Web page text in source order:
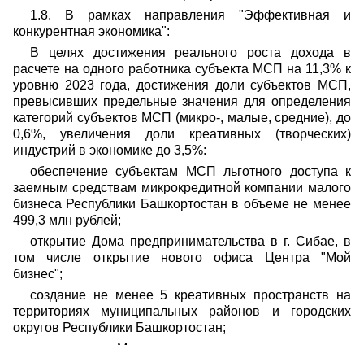
1.8. В рамках направления "Эффективная и
конкурентная экономика":
В целях достижения реального роста дохода в
расчете на одного работника субъекта МСП на 11,3% к
уровню 2023 года, достижения доли субъектов МСП,
превысивших предельные значения для определения
категорий субъектов МСП (микро-, малые, средние), до
0,6%, увеличения доли креативных (творческих)
индустрий в экономике до 3,5%:
обеспечение субъектам МСП льготного доступа к
заемным средствам микрокредитной компании малого
бизнеса Республики Башкортостан в объеме не менее
499,3 млн рублей;
открытие Дома предпринимательства в г. Сибае, в
том числе открытие нового офиса Центра "Мой
бизнес";
создание не менее 5 креативных пространств на
территориях муниципальных районов и городских
округов Республики Башкортостан;